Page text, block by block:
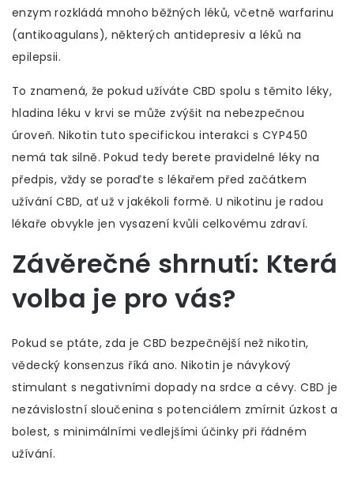
enzym rozkládá mnoho běžných léků, včetně warfarinu
(antikoagulans), některých antidepresiv a léků na
epilepsii.
To znamená, že pokud užíváte CBD spolu s těmito léky,
hladina léku v krvi se může zvýšit na nebezpečnou
úroveň. Nikotin tuto specifickou interakci s CYP450
nemá tak silně. Pokud tedy berete pravidelné léky na
předpis, vždy se poraďte s lékařem před začátkem
užívání CBD, ať už v jakékoli formě. U nikotinu je radou
lékaře obvykle jen vysazení kvůli celkovému zdraví.
Závěrečné shrnutí: Která
volba je pro vás?
Pokud se ptáte, zda je CBD bezpečnější než nikotin,
vědecký konsenzus říká ano. Nikotin je návykový
stimulant s negativními dopady na srdce a cévy. CBD je
nezávislostní sloučenina s potenciálem zmírnit úzkost a
bolest, s minimálními vedlejšími účinky při řádném
užívání.